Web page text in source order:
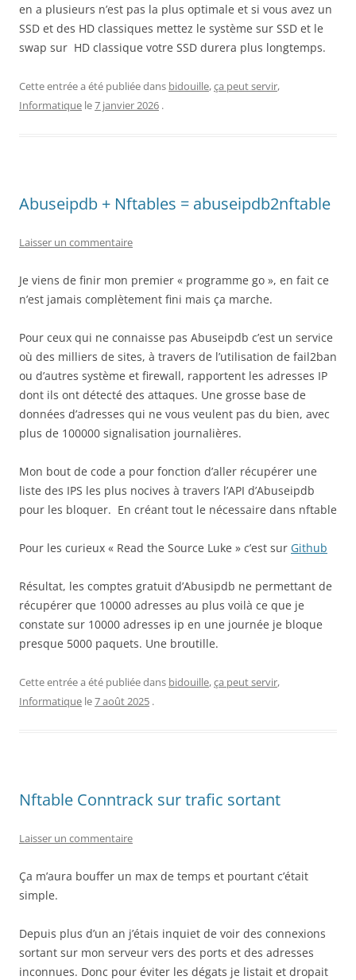
en a plusieurs n’est pas la plus optimale et si vous avez un
SSD et des HD classiques mettez le système sur SSD et le
swap sur HD classique votre SSD durera plus longtemps.
Cette entrée a été publiée dans bidouille,ça peut servir,
Informatique le7 janvier 2026 .
Abuseipdb + Nftables = abuseipdb2nftable
Laisser un commentaire
Je viens de finir mon premier « programme go », en fait ce
n’est jamais complètement fini mais ça marche.
Pour ceux qui ne connaisse pas Abuseipdb c’est un service
où des milliers de sites, à travers de l’utilisation de fail2ban
ou d’autres système et firewall, rapportent les adresses IP
dont ils ont détecté des attaques. Une grosse base de
données d’adresses qui ne vous veulent pas du bien, avec
plus de 100000 signalisation journalières.
Mon bout de code a pour fonction d’aller récupérer une
liste des IPS les plus nocives à travers l’API d’Abuseipdb
pour les bloquer. En créant tout le nécessaire dans nftable
Pour les curieux « Read the Source Luke » c’est sur Github
Résultat, les comptes gratuit d’Abusipdb ne permettant de
récupérer que 10000 adresses au plus voilà ce que je
constate sur 10000 adresses ip en une journée je bloque
presque 5000 paquets. Une broutille.
Cette entrée a été publiée dans bidouille,ça peut servir,
Informatique le7 août 2025 .
Nftable Conntrack sur trafic sortant
Laisser un commentaire
Ça m’aura bouffer un max de temps et pourtant c’était
simple.
Depuis plus d’un an j’étais inquiet de voir des connexions
sortant sur mon serveur vers des ports et des adresses
inconnues. Donc pour éviter les dégats je listait et dropait